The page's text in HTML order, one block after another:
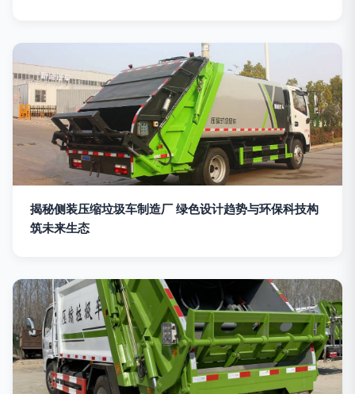
揭秘侧装压缩垃圾车制造厂 绿色设计趋势与环保科技构
筑未来生态